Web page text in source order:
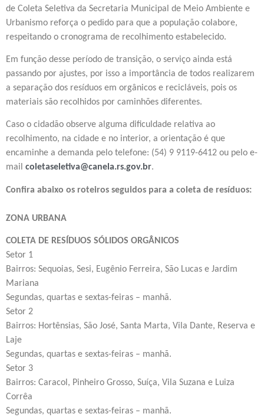
de Coleta Seletiva da Secretaria Municipal de Meio Ambiente e
Urbanismo reforça o pedido para que a população colabore,
respeitando o cronograma de recolhimento estabelecido.
Em função desse período de transição, o serviço ainda está
passando por ajustes, por isso a importância de todos realizarem
a separação dos resíduos em orgânicos e recicláveis, pois os
materiais são recolhidos por caminhões diferentes.
Caso o cidadão observe alguma dificuldade relativa ao
recolhimento, na cidade e no interior, a orientação é que
encaminhe a demanda pelo telefone: (54) 9 9119-6412 ou pelo e-
mail coletaseletiva@canela.rs.gov.br.
Confira abaixo os roteiros seguidos para a coleta de resíduos:
ZONA URBANA
COLETA DE RESÍDUOS SÓLIDOS ORGÂNICOS
Setor 1
Bairros: Sequoias, Sesi, Eugênio Ferreira, São Lucas e Jardim
Mariana
Segundas, quartas e sextas-feiras – manhã.
Setor 2
Bairros: Hortênsias, São José, Santa Marta, Vila Dante, Reserva e
Laje
Segundas, quartas e sextas-feiras – manhã.
Setor 3
Bairros: Caracol, Pinheiro Grosso, Suíça, Vila Suzana e Luiza
Corrêa
Segundas, quartas e sextas-feiras – manhã.